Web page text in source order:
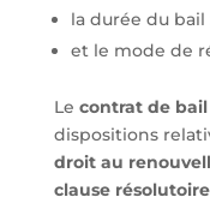
la durée du bail
et le mode de
Le contrat de
dispositions
droit au
clause résolutoire